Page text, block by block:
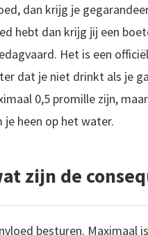
dan krijg je
hebt dan krijg jij een
Het is een
dat je niet drinkt als je
0,5 promille zijn,
heen op het water.
zijn de
besturen. Maximaal